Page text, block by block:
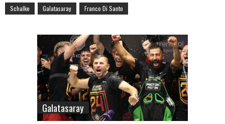
Schalke Galatasaray Franco Di Santo
Galatasaray